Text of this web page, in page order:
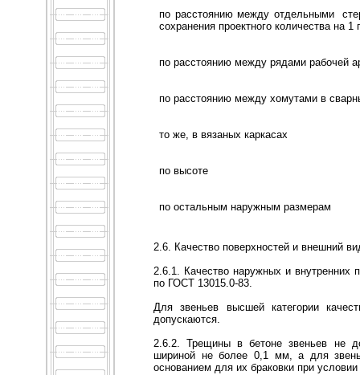
по расстоянию между отдельными
сохранения проектного количества на
по расстоянию между рядами рабочей
по расстоянию между хомутами в
то же, в вязаных каркасах
по высоте
по остальным наружным размерам
2.6. Качество поверхностей и внешний
2.6.1. Качество наружных и внутренних
по ГОСТ 13015.0-83.
Для звеньев высшей категории
допускаются.
2.6.2. Трещины в бетоне звеньев не
шириной не более 0,1 мм, а для
основанием для их браковки при